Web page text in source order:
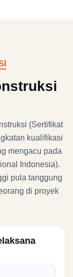
(Sertifikat
kualifikasi
mengacu pada
Indonesia).
pula tanggung
di proyek